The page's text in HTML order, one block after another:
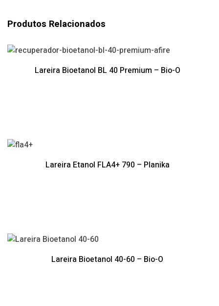
Produtos Relacionados
Lareira Bioetanol BL 40 Premium – Bio-O
Lareira Etanol FLA4+ 790 – Planika
Lareira Bioetanol 40-60 – Bio-O